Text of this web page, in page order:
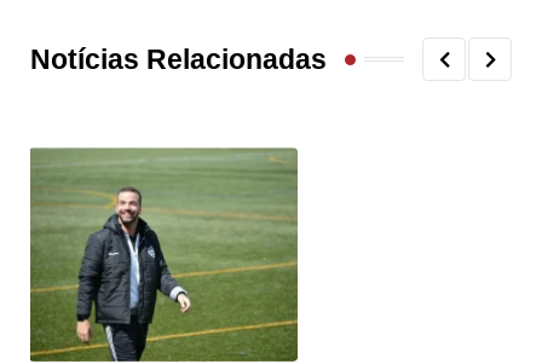
Notícias Relacionadas